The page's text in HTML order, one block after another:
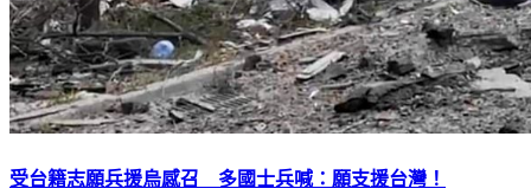
受台籍志願兵援烏感召 多國士兵喊：願支援台灣！